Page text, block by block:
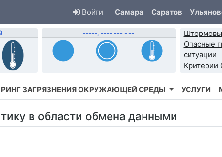
Войти Самара Саратов
-----, ---- --- - --
Опасные
ситуации
Критерии
ЗАГРЯЗНЕНИЯ ОКРУЖАЮЩЕЙ СРЕДЫ УСЛУГИ
в области обмена данными